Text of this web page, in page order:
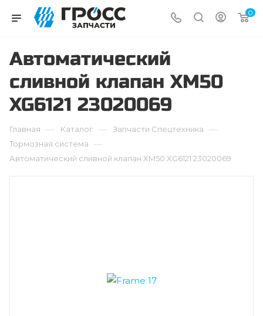
0
Автоматический
сливной клапан XM50
XG6121 23020069
Главная — Каталог — Запчасти Cпецтехника —
Тормозная система —
Автоматический сливной клапан XM50 XG6121 23020069